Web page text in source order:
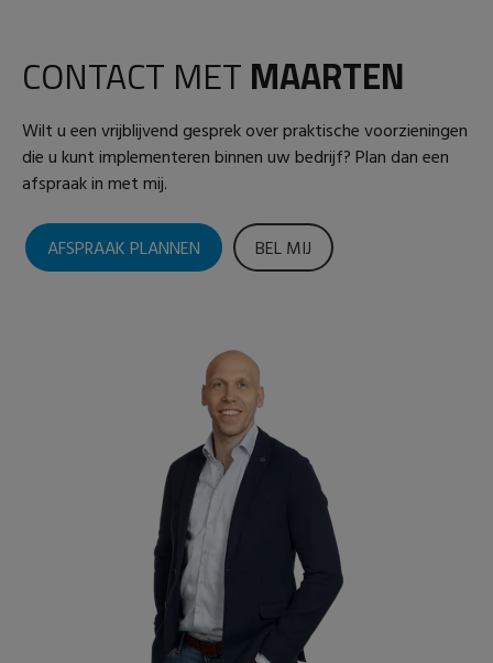
CONTACT MET MAARTEN
Wilt u een vrijblijvend gesprek over praktische voorzieningen
die u kunt implementeren binnen uw bedrijf? Plan dan een
afspraak in met mij.
AFSPRAAK PLANNEN BEL MIJ